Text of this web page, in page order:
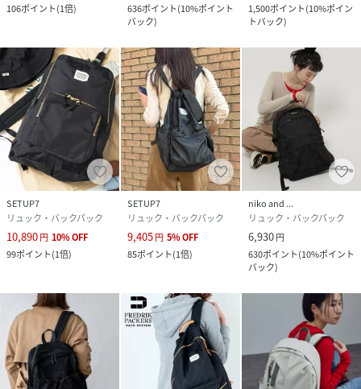
106ポイント(1倍)
636ポイント(10%ポイント
バック)
1,500ポイント(10%ポイン
トバック)
SETUP7
リュック・バックパック
10,890円 10%OFF
99ポイント(1倍)
SETUP7
リュック・バックパック
9,405円 5%OFF
85ポイント(1倍)
niko and ...
リュック・バックパック
6,930円
630ポイント(10%ポイント
バック)